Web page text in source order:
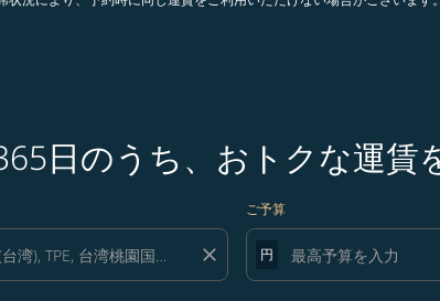
日のうち、おトクな運賃
close
ご予算
円